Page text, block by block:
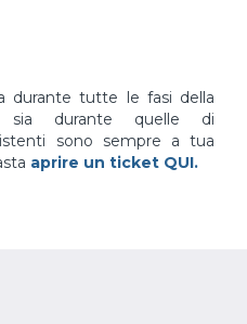
durante tutte le fasi della
sia durante quelle di
sono sempre a tua
aprire un ticket QUI.